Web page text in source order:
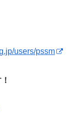
users/pssm